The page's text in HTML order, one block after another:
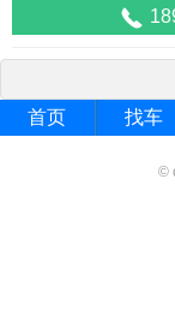
首页
找车
©